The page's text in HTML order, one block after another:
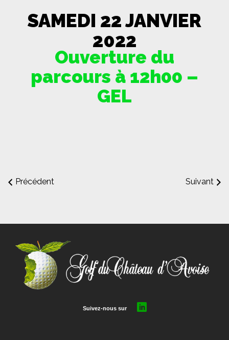
SAMEDI 22 JANVIER
2022
Ouverture du
parcours à 12h00 –
GEL
Précédent Suivant